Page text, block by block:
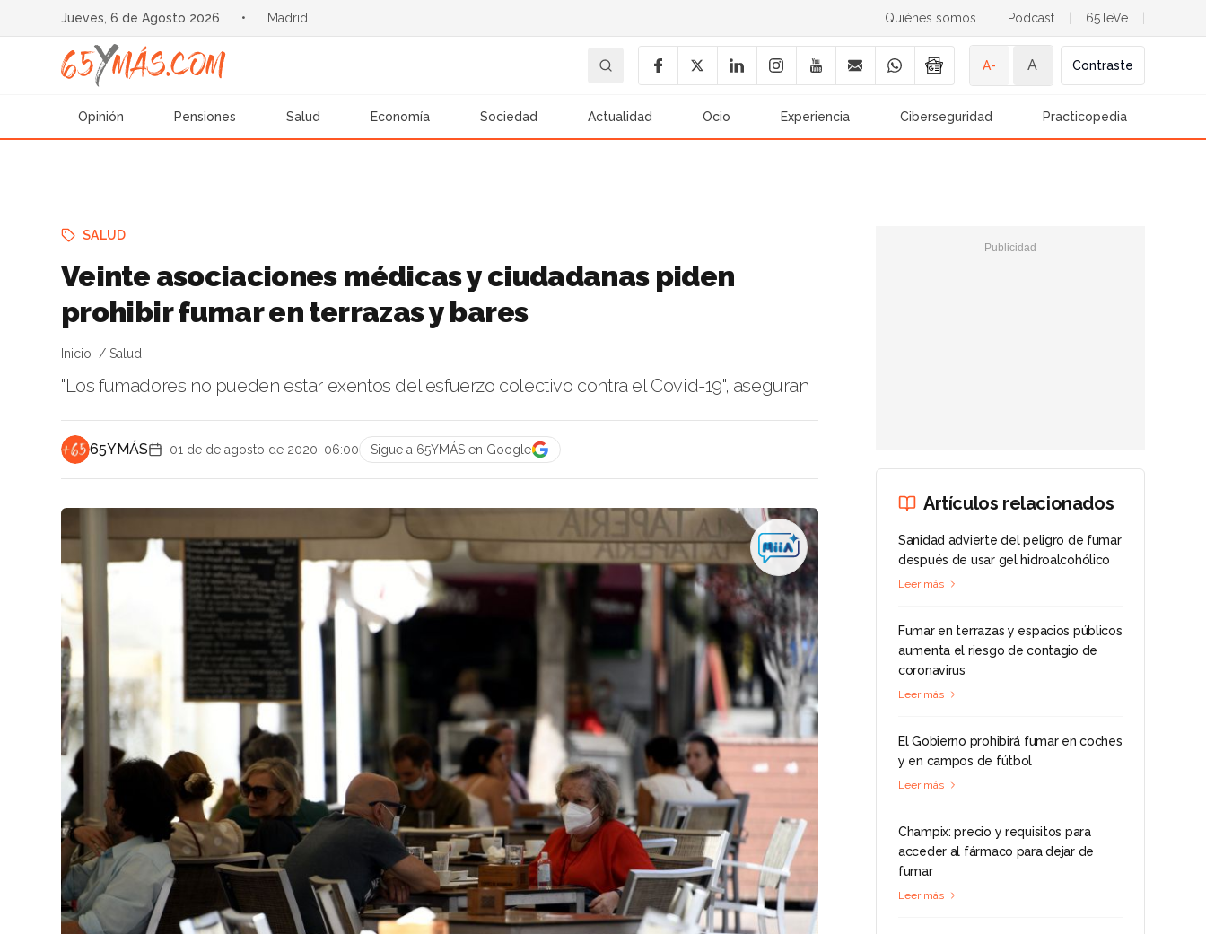
Jueves, 6 de Agosto 2026 • Madrid Quiénes somos Podcast 65TeVe
A- A Contraste
Opinión Pensiones Salud Economía Sociedad Actualidad Ocio Experiencia Ciberseguridad Practicopedia
SALUD
Veinte asociaciones médicas y ciudadanas piden
prohibir fumar en terrazas y bares
Inicio Salud
"Los fumadores no pueden estar exentos del esfuerzo colectivo contra el Covid-19", aseguran
65YMÁS 01 de de agosto de 2020, 06:00 Sigue a 65YMÁS en Google
Artículos relacionados
Sanidad advierte del peligro de fumar
después de usar gel hidroalcohólico
Leer más
Fumar en terrazas y espacios públicos
aumenta el riesgo de contagio de
coronavirus
Leer más
El Gobierno prohibirá fumar en coches
y en campos de fútbol
Leer más
Champix: precio y requisitos para
acceder al fármaco para dejar de
fumar
Leer más